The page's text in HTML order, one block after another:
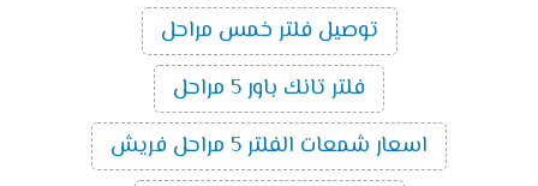
توصيل فلتر خمس مراحل
فلتر تانك باور 5 مراحل
اسعار شمعات الفلتر 5 مراحل فريش